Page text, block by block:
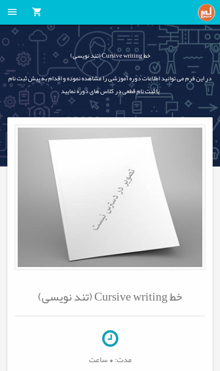
خط Cursive writing (تند نویسی)
در این فرم می توانید اطلاعات دوره آموزشی را مشاهده نموده و اقدام به پیش ثبت نام
یا ثبت نام قطعی در کلاس های دوره نمایید
خط Cursive writing (تند نویسی)
مدت:0 ساعت